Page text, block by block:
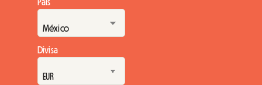
Divisa